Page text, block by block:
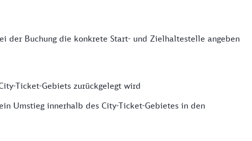
der Buchung die konkrete Start- und Zielhaltestelle angeben
Ticket-Gebiets zurückgelegt wird
Umstieg innerhalb des City-Ticket-Gebietes in den